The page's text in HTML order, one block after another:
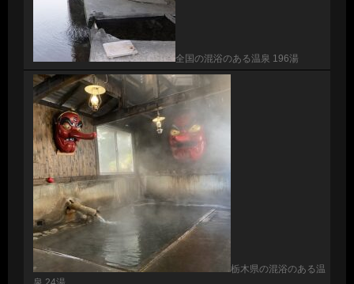
全国の混浴のある温泉 196湯
栃木県の混浴のある温